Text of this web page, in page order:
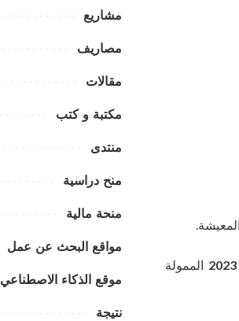
الممولة
مشاريع
مصاريف
مقالات
مكتبة و كتب
منتدى
منح دراسية
منحة مالية
مواقع البحث عن عمل
موقع الذكاء الاصطناعي
نتيجة